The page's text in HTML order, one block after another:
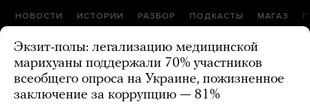
НОВОСТИ ИСТОРИИ РАЗБОР ПОДКАСТЫ МАГАЗ
Экзит-полы: легализацию медицинской
марихуаны поддержали 70% участников
всеобщего опроса на Украине, пожизненное
заключение за коррупцию — 81%